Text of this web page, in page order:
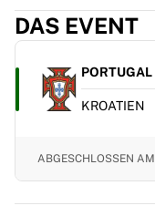
View all Cricket
Ice Hockey
Tre Kronor
NHL Alumni
Glory Kickboxing
Team Liquid
DAS EVENT
PORTUGAL
KROATIEN
ABGESCHLOSSEN AM